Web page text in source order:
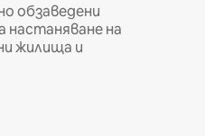
обзаведени
настаняване на
жилища и